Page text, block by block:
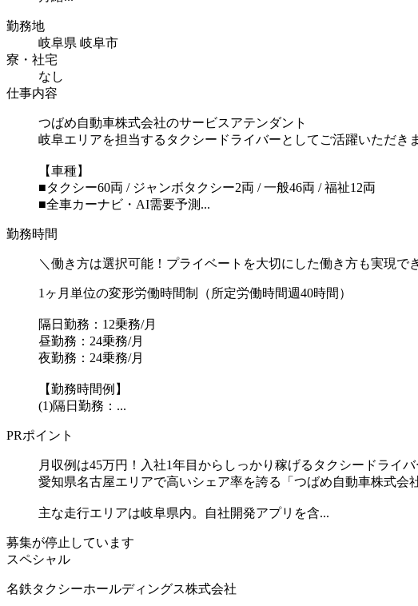
勤務地
岐阜県 岐阜市
寮・社宅
なし
仕事内容
つばめ自動車株式会社のサービスアテンダント
岐阜エリアを担当するタクシードライバーとしてご活躍いただき
【車種】
■タクシー60両 / ジャンボタクシー2両 / 一般46両 / 福祉12両
■全車カーナビ・AI需要予測...
勤務時間
＼働き方は選択可能！プライベートを大切にした働き方も実現で
1ヶ月単位の変形労働時間制（所定労働時間週40時間）
隔日勤務：12乗務/月
昼勤務：24乗務/月
夜勤務：24乗務/月
【勤務時間例】
(1)隔日勤務：...
PRポイント
月収例は45万円！入社1年目からしっかり稼げるタクシードライバ
愛知県名古屋エリアで高いシェア率を誇る「つばめ自動車株式
主な走行エリアは岐阜県内。自社開発アプリを含...
募集が停止しています
スペシャル
名鉄タクシーホールディングス株式会社